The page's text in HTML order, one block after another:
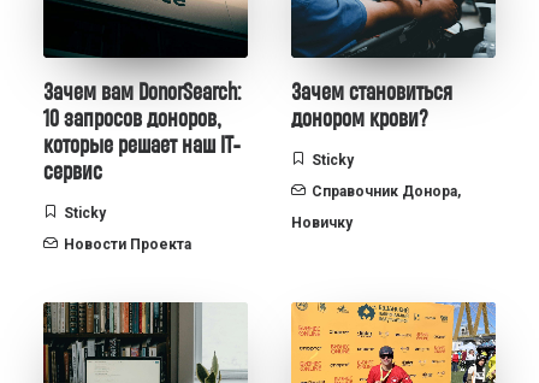
Зачем вам DonorSearch:
10 запросов доноров,
которые решает наш IT-
сервис
Sticky
Новости Проекта
Зачем становиться
донором крови?
Sticky
Справочник Донора,
Новичку